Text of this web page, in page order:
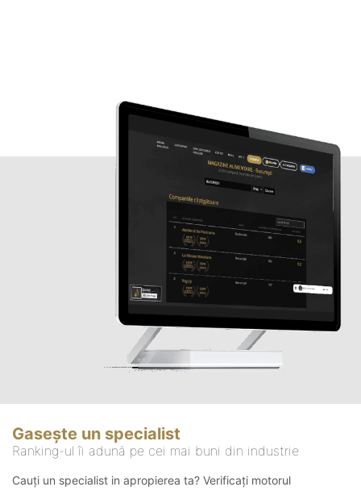
Gasește un specialist
Ranking-ul îi adună pe cei mai buni din industrie
Cauți un specialist in apropierea ta? Verificați motorul